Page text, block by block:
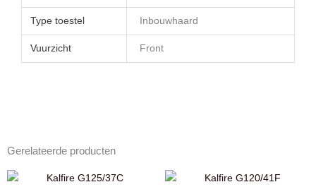
Type toestel Inbouwhaard
Vuurzicht Front
Gerelateerde producten